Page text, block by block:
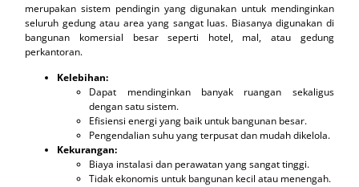
merupakan sistem pendingin yang digunakan untuk mendinginkan
seluruh gedung atau area yang sangat luas. Biasanya digunakan di
bangunan komersial besar seperti hotel, mal, atau gedung
perkantoran.
Kelebihan:
Dapat mendinginkan banyak ruangan sekaligus
dengan satu sistem.
Efisiensi energi yang baik untuk bangunan besar.
Pengendalian suhu yang terpusat dan mudah dikelola.
Kekurangan:
Biaya instalasi dan perawatan yang sangat tinggi.
Tidak ekonomis untuk bangunan kecil atau menengah.